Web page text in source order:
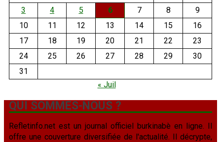
3
4 5 6 7 8
9
10
11 12 13 14 15
16
17
18 19 20 21 22
23
24
25 26 27 28 29
30
31
« Juil
QUI SOMMES-NOUS ?
Refletinfo.net est un journal officiel burkinabè en ligne. Il
offre une couverture diversifiée de l'actualité. Il décrypte,